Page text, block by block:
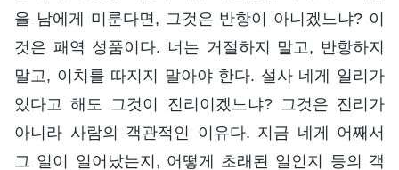
을 남에게 미룬다면, 그것은 반항이 아니겠느냐? 이
것은 패역 성품이다. 너는 거절하지 말고, 반항하지
말고, 이치를 따지지 말아야 한다. 설사 네게 일리가
있다고 해도 그것이 진리이겠느냐? 그것은 진리가
아니라 사람의 객관적인 이유다. 지금 네게 어째서
그 일이 일어났는지, 어떻게 초래된 일인지 등의 객